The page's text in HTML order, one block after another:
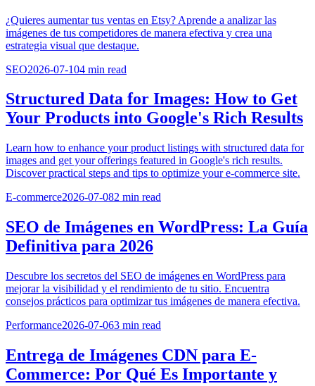
¿Quieres aumentar tus ventas en Etsy? Aprende a analizar las
imágenes de tus competidores de manera efectiva y crea una
estrategia visual que destaque.
SEO2026-07-104 min read
Structured Data for Images: How to Get
Your Products into Google's Rich Results
Learn how to enhance your product listings with structured data for
images and get your offerings featured in Google's rich results.
Discover practical steps and tips to optimize your e-commerce site.
E-commerce2026-07-082 min read
SEO de Imágenes en WordPress: La Guía
Definitiva para 2026
Descubre los secretos del SEO de imágenes en WordPress para
mejorar la visibilidad y el rendimiento de tu sitio. Encuentra
consejos prácticos para optimizar tus imágenes de manera efectiva.
Performance2026-07-063 min read
Entrega de Imágenes CDN para E-
Commerce: Por Qué Es Importante y